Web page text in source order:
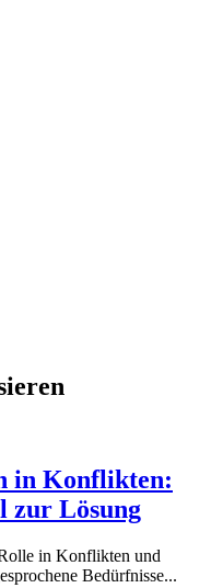
in Konflikten:
zur Lösung
in Konflikten und
Bedürfnisse...